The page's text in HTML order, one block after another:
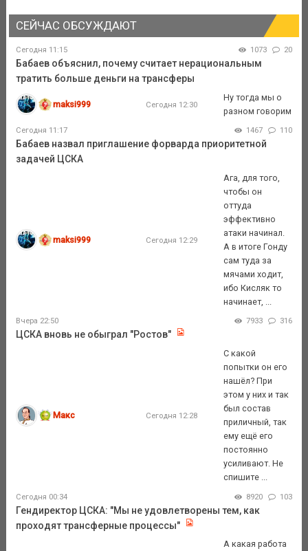
СЕЙЧАС ОБСУЖДАЮТ
Сегодня 11:15 1073 20
Бабаев объяснил, почему считает нерациональным
тратить больше деньги на трансферы
maksi999 Сегодня 12:30
Ну тогда мы о
разном говорим
Сегодня 11:17 1467 110
Бабаев назвал приглашение форварда приоритетной
задачей ЦСКА
maksi999 Сегодня 12:29
Ага, для того,
чтобы он
оттуда
эффективно
атаки начинал.
А в итоге Гонду
сам туда за
мячами ходит,
ибо Кисляк то
начинает, ...
Вчера 22:50 7933 316
ЦСКА вновь не обыграл "Ростов"
Макс Сегодня 12:28
С какой
попытки он его
нашёл? При
этом у них и так
был состав
приличный, так
ему ещё его
постоянно
усиливают. Не
спишите ...
Сегодня 00:34 8920 103
Гендиректор ЦСКА: "Мы не удовлетворены тем, как
проходят трансферные процессы"
А какая работа